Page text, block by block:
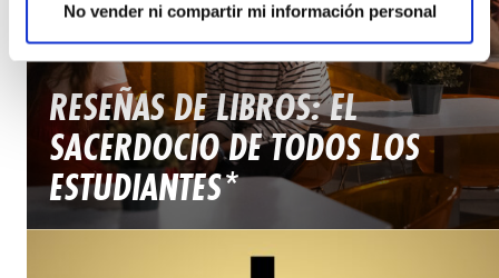
No vender ni compartir mi información personal
PALABRA Y MUNDO / NOVIEMBRE 1, 2025
RESEÑAS DE LIBROS: EL
SACERDOCIO DE TODOS LOS
ESTUDIANTES*